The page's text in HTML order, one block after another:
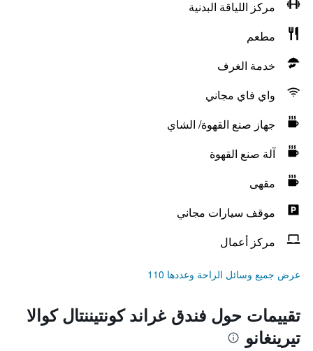
مركز اللياقة البدنية
مطعم
خدمة الغرف
واي فاي مجاني
جهاز صنع القهوة/ الشاي
آلة صنع القهوة
مقهى
موقف سيارات مجاني
مركز أعمال
عرض جميع وسائل الراحة وعددها 110
تقييمات حول فندق غراند كونتيننتال كوالا
تيرينغانو